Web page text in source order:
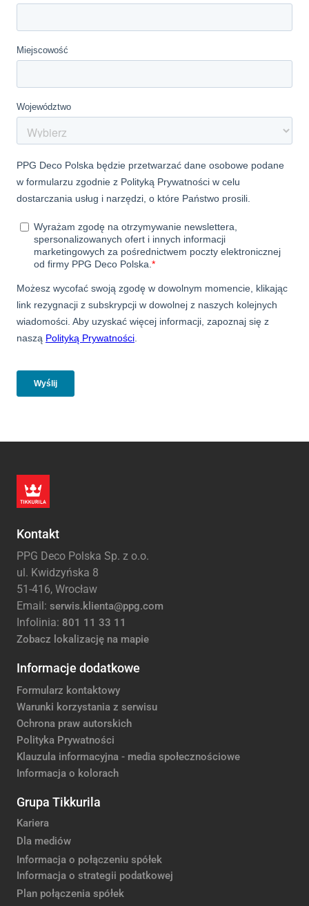
Kontakt
PPG Deco Polska Sp. z o.o.
ul. Kwidzyńska 8
51-416, Wrocław
Email: serwis.klienta@ppg.com
Infolinia: 801 11 33 11
Zobacz lokalizację na mapie
Informacje dodatkowe
Formularz kontaktowy
Warunki korzystania z serwisu
Ochrona praw autorskich
Polityka Prywatności
Klauzula informacyjna - media społecznościowe
Informacja o kolorach
Grupa Tikkurila
Kariera
Dla mediów
Informacja o połączeniu spółek
Informacja o strategii podatkowej
Plan połączenia spółek